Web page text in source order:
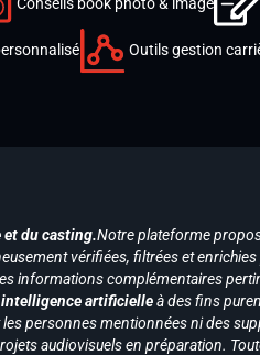
Outils gestion
et du casting.Notre plateforme
vérifiées, filtrées et
informations complémentaires
intelligence artificielleà des fins
personnes mentionnées ni des
audiovisuels en préparation.